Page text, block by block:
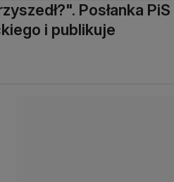
Posłanka PiS
i publikuje